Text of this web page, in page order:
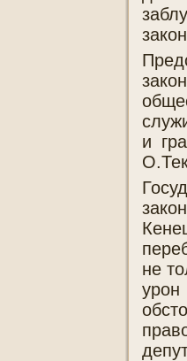
и
не
урон